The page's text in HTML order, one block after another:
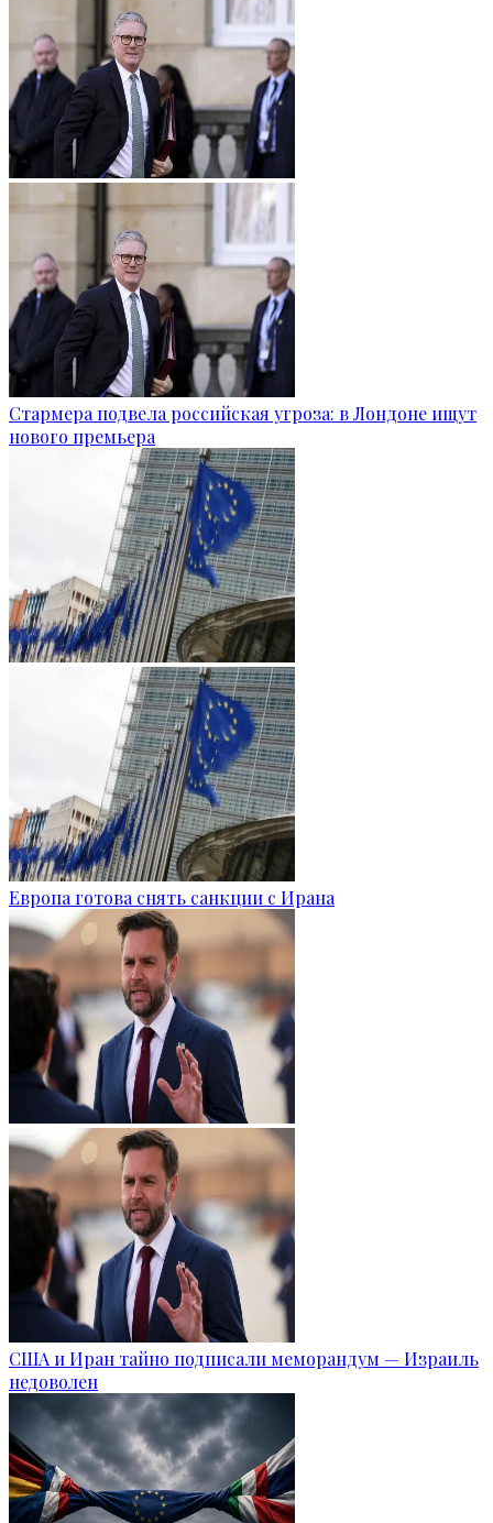
Стармера подвела российская угроза: в Лондоне ищут
нового премьера
Европа готова снять санкции с Ирана
США и Иран тайно подписали меморандум — Израиль
недоволен